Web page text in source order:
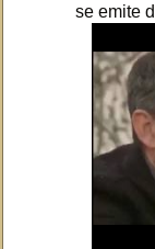
se emite